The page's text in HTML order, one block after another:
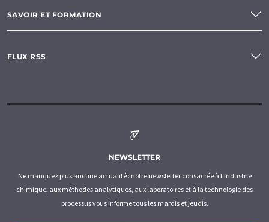
SAVOIR ET FORMATION
FLUX RSS
NEWSLETTER
Ne manquez plus aucune actualité : notre newsletter consacrée à l'industrie
chimique, aux méthodes analytiques, aux laboratoires et à la technologie des
processus vous informe tous les mardis et jeudis.